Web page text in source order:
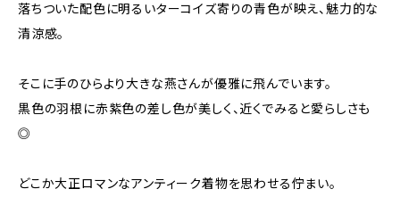
落ちついた配色に明るいターコイズ寄りの青色が映え、魅力的な
清涼感。
そこに手のひらより大きな燕さんが優雅に飛んでいます。
黒色の羽根に赤紫色の差し色が美しく、近くでみると愛らしさも
◎
どこか大正ロマンなアンティーク着物を思わせる佇まい。